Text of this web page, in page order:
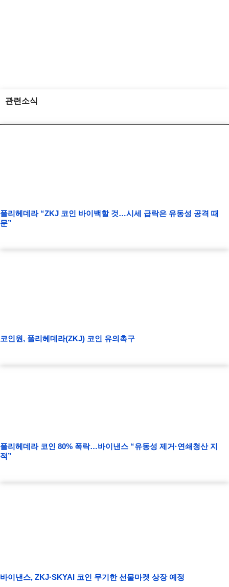
관련소식
폴리헤데라 “ZKJ 코인 바이백할 것…시세 급락은 유동성 공격 때
문”
코인원, 폴리헤데라(ZKJ) 코인 유의촉구
폴리헤데라 코인 80% 폭락…바이낸스 “유동성 제거·연쇄청산 지
적”
바이낸스, ZKJ·SKYAI 코인 무기한 선물마켓 상장 예정